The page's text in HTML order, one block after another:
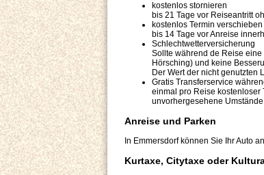
kostenlos stornieren
bis 21 Tage vor Reiseantritt
kostenlos Termin verschieben
bis 14 Tage vor Anreise
Schlechtwetterversicherung
Sollte während de Reise
Hörsching) und keine
Der Wert der nicht genutzten
Gratis Transferservice
einmal pro Reise kostenloser
unvorhergesehene
Anreise und Parken
In Emmersdorf können Sie Ihr Auto
Kurtaxe, Citytaxe oder